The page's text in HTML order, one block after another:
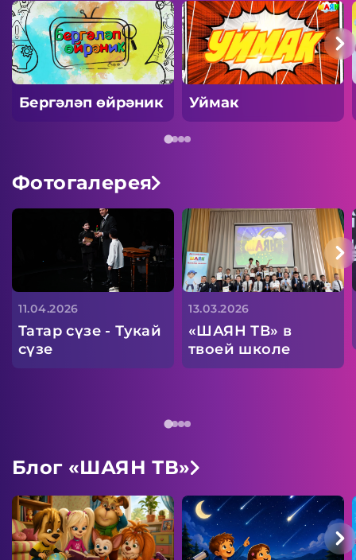
Бергәләп өйрәник Уймак
Фотогалерея
11.04.2026
Татар сүзе - Тукай
сүзе
13.03.2026
«ШАЯН ТВ» в
твоей школе
Блог «ШАЯН ТВ»